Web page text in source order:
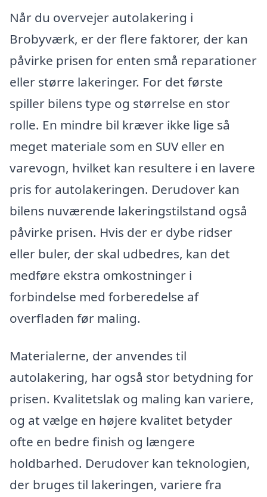
Når du overvejer autolakering i
Brobyværk, er der flere faktorer, der kan
påvirke prisen for enten små reparationer
eller større lakeringer. For det første
spiller bilens type og størrelse en stor
rolle. En mindre bil kræver ikke lige så
meget materiale som en SUV eller en
varevogn, hvilket kan resultere i en lavere
pris for autolakeringen. Derudover kan
bilens nuværende lakeringstilstand også
påvirke prisen. Hvis der er dybe ridser
eller buler, der skal udbedres, kan det
medføre ekstra omkostninger i
forbindelse med forberedelse af
overfladen før maling.
Materialerne, der anvendes til
autolakering, har også stor betydning for
prisen. Kvalitetslak og maling kan variere,
og at vælge en højere kvalitet betyder
ofte en bedre finish og længere
holdbarhed. Derudover kan teknologien,
der bruges til lakeringen, variere fra